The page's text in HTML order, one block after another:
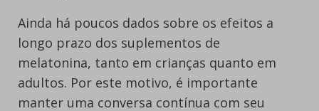
Ainda há poucos dados sobre os efeitos a
longo prazo dos suplementos de
melatonina, tanto em crianças quanto em
adultos. Por este motivo, é importante
manter uma conversa contínua com seu